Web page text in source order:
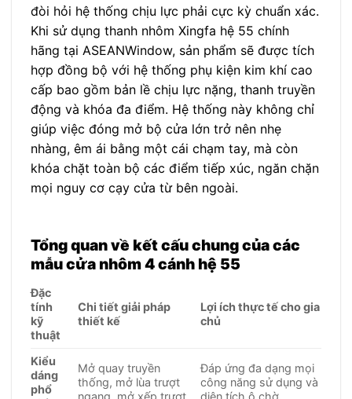
đòi hỏi hệ thống chịu lực phải cực kỳ chuẩn xác.
Khi sử dụng thanh nhôm Xingfa hệ 55 chính
hãng tại ASEANWindow, sản phẩm sẽ được tích
hợp đồng bộ với hệ thống phụ kiện kim khí cao
cấp bao gồm bản lề chịu lực nặng, thanh truyền
động và khóa đa điểm. Hệ thống này không chỉ
giúp việc đóng mở bộ cửa lớn trở nên nhẹ
nhàng, êm ái bằng một cái chạm tay, mà còn
khóa chặt toàn bộ các điểm tiếp xúc, ngăn chặn
mọi nguy cơ cạy cửa từ bên ngoài.
Tổng quan về kết cấu chung của các
mẫu cửa nhôm 4 cánh hệ 55
Đặc
tính
kỹ
thuật
Chi tiết giải pháp
thiết kế
Lợi ích thực tế cho gia
chủ
Kiểu
dáng
phổ
Mở quay truyền
thống, mở lùa trượt
Đáp ứng đa dạng mọi
công năng sử dụng và